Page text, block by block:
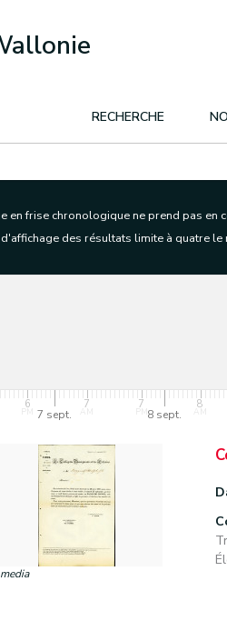
RECHERCHE
en frise chronologique ne prend pas en
des résultats limite à quatre
7 sept. 8 sept.
6 7 7 8